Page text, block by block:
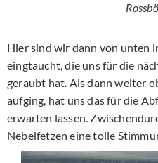
Hier sind wir dann von unten
eingtaucht, die uns für die
geraubt hat. Als dann weiter
aufging, hat uns das für die
erwarten lassen.
Nebelfetzen eine tolle